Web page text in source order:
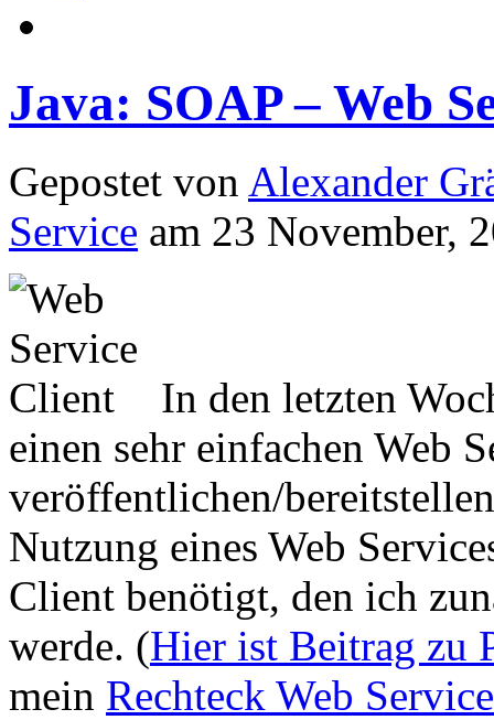
Java: SOAP – Web
Gepostet von Alexander
Service am 23 November,
In den letzten
einen sehr einfachen Web
veröffentlichen/
Nutzung eines Web
Client benötigt, den ich
werde. (Hier ist Beitrag zu
mein Rechteck Web Service